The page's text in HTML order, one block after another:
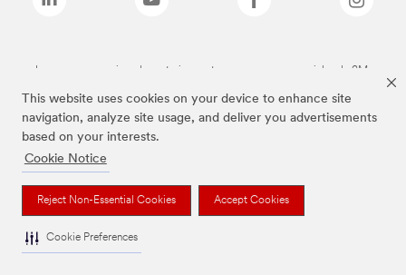
This website uses cookies on your device to enhance site
navigation, analyze site usage, and deliver you advertisements
based on your interests.
Cookie Notice
Reject Non-Essential Cookies Accept Cookies
Cookie Preferences
Las marcas mencionadas anteriormente son marcas comerciales de 3M.